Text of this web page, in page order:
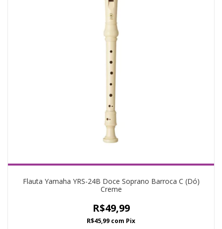
Flauta Yamaha YRS-24B Doce Soprano Barroca C (Dó)
Creme
R$49,99
R$45,99 com Pix